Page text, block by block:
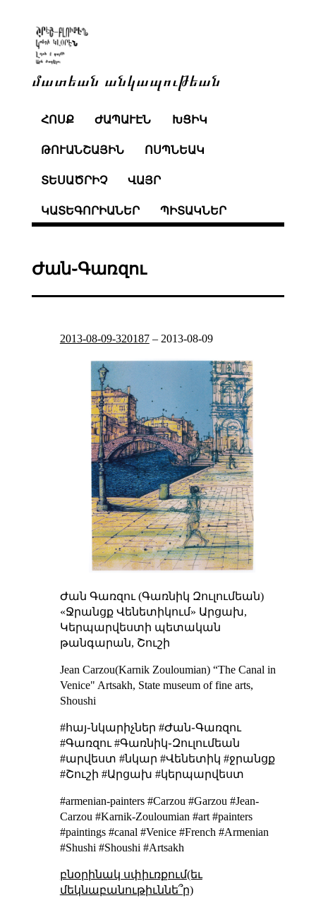
մատեան անկապութեան
ՀՈՍՔ ԺԱՊԱՒԷՆ ԽՑԻԿ
ԹՈՒԱՆՇԱՅԻՆ ՈՍՊՆԵԱԿ
ՏԵՍԱԾՐԻՉ ՎԱՅՐ
ԿԱՏԵԳՈՐԻԱՆԵՐ ՊԻՏԱԿՆԵՐ
Ժան֊Գառզու
2013-08-09-320187– 2013-08-09
Ժան Գառզու (Գառնիկ Զուլումեան)
«Ջրանցք Վենետիկում» Արցախ,
Կերպարվեստի պետական
թանգարան, Շուշի
Jean Carzou(Karnik Zouloumian)“The Canal in
Venice" Artsakh, State museum of fine arts,
Shoushi
#հայ֊նկարիչներ #Ժան֊Գառզու
#Գառզու #Գառնիկ֊Զուլումեան
#արվեստ #նկար #Վենետիկ #ջրանցք
#Շուշի #Արցախ #կերպարվեստ
#armenian-painters #Carzou #Garzou #Jean-
Carzou #Karnik-Zouloumian #art #painters
#paintings #canal #Venice #French #Armenian
#Shushi #Shoushi #Artsakh
բնօրինակ սփիւռքում(եւ
մեկնաբանութիւննե՞ր)